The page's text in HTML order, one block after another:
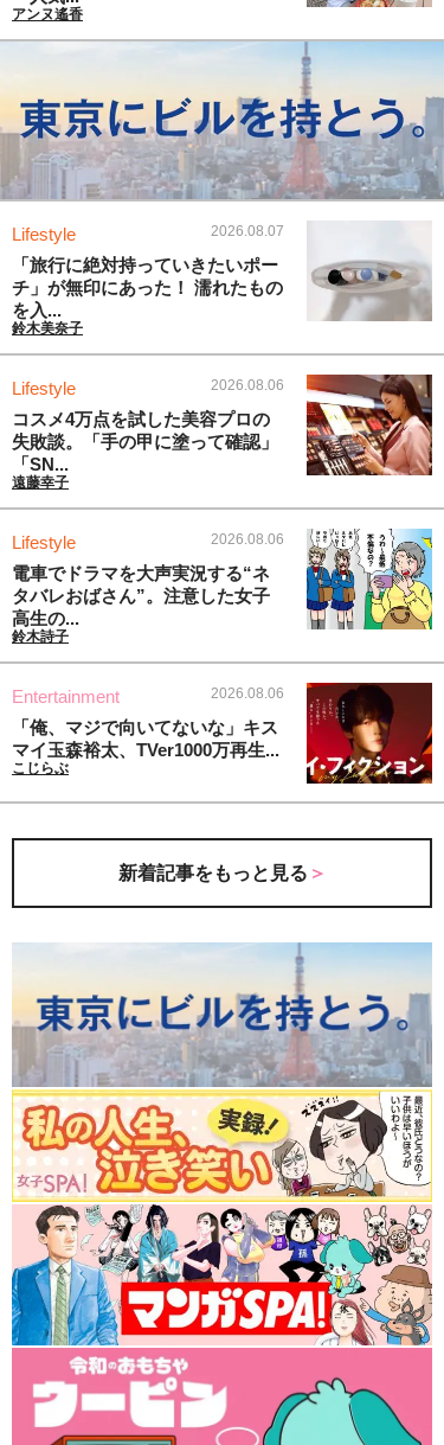
アンヌ遙香
Lifestyle 2026.08.07
「旅行に絶対持っていきたいポー
チ」が無印にあった！ 濡れたもの
を入...
鈴木美奈子
Lifestyle 2026.08.06
コスメ4万点を試した美容プロの
失敗談。「手の甲に塗って確認」
「SN...
遠藤幸子
Lifestyle 2026.08.06
電車でドラマを大声実況する“ネ
タバレおばさん”。注意した女子
高生の...
鈴木詩子
Entertainment 2026.08.06
「俺、マジで向いてないな」キス
マイ玉森裕太、TVer1000万再生...
こじらぶ
新着記事をもっと見る